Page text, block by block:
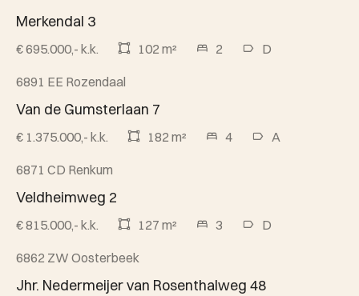
Merkendal 3
€ 695.000,- k.k. 102 m² 2 D
Beschikbaar
6891 EE Rozendaal
Van de Gumsterlaan 7
€ 1.375.000,- k.k. 182 m² 4 A
Beschikbaar
6871 CD Renkum
Veldheimweg 2
€ 815.000,- k.k. 127 m² 3 D
Beschikbaar
6862 ZW Oosterbeek
Jhr. Nedermeijer van Rosenthalweg 48